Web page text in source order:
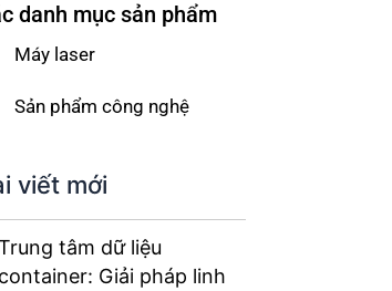
danh mục sản phẩm
Máy laser
Sản phẩm công nghệ
viết mới
tâm dữ liệu
container: Giải pháp linh